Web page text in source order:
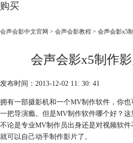
购买
会声会影中文官网 > 会声会影教程 > 会声会影x5
会声会影x5制作
发布时间：2013-12-02 11: 30: 41
拥有一部摄影机和一个MV制作软件，你
一把导演瘾。但是MV制作软件哪个好？这
不论是专业MV制作员出身还是对视频软件
就可以自己动手制作影片了。